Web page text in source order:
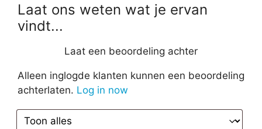
Laat ons weten wat je ervan
vindt...
Laat een beoordeling achter
Alleen inglogde klanten kunnen een beoordeling
achterlaten. Log in now